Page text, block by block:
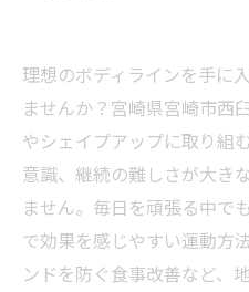
理想のボディラインを手に
ませんか？宮崎県宮崎市西
やシェイプアップに取り組
意識、継続の難しさが大き
ません。毎日を頑張る中で
で効果を感じやすい運動方
ンドを防ぐ食事改善など、